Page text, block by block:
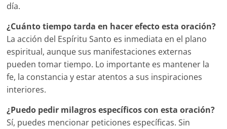
día.
¿Cuánto tiempo tarda en hacer efecto esta oración?
La acción del Espíritu Santo es inmediata en el plano
espiritual, aunque sus manifestaciones externas
pueden tomar tiempo. Lo importante es mantener la
fe, la constancia y estar atentos a sus inspiraciones
interiores.
¿Puedo pedir milagros específicos con esta oración?
Sí, puedes mencionar peticiones específicas. Sin